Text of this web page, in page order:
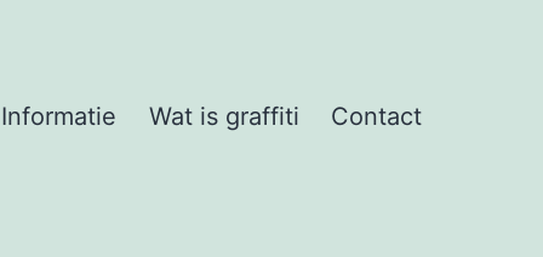
Informatie Wat is graffiti Contact